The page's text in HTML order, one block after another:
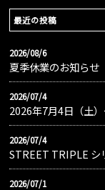
最近の投稿
2026/08/6
夏季休業のお知らせ
2026/07/4
2026年7月4日（土
2026/07/4
STREET TRIPLE シ
2026/07/1